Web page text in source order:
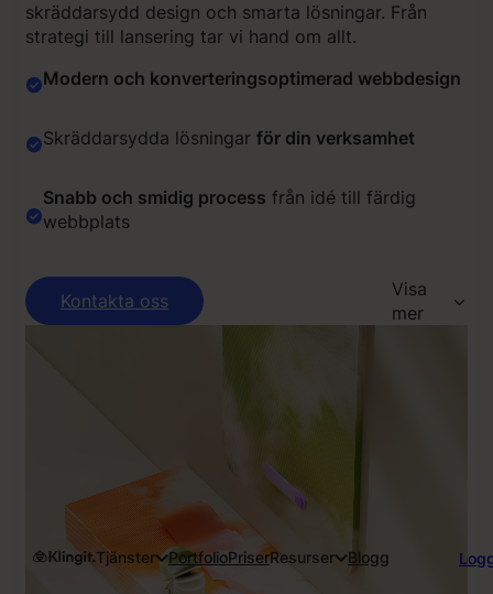
Tjänster PortfolioPriserResurser Blogg
skräddarsydd design och smarta lösningar. Från
strategi till lansering tar vi hand om allt.
Modern och konverteringsoptimerad webbdesign
Skräddarsydda lösningar för din verksamhet
Snabb och smidig process från idé till färdig
webbplats
Kontakta oss
Visa
mer